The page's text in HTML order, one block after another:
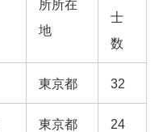
所所在
地
士
数
東京都 32
東京都 24